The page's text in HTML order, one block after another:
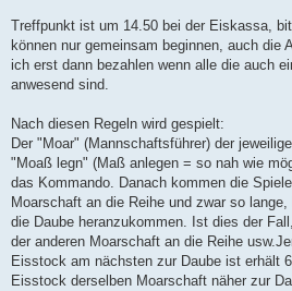
Treffpunkt ist um 14.50 bei der Eiskassa,
können nur gemeinsam beginnen, auch die
ich erst dann bezahlen wenn alle die auch
anwesend sind.
Nach diesen Regeln wird gespielt:
Der "Moar" (Mannschaftsführer) der
"Moaß legn" (Maß anlegen = so nah wie
das Kommando. Danach kommen die
Moarschaft an die Reihe und zwar so
die Daube heranzukommen. Ist dies der
der anderen Moarschaft an die Reihe
Eisstock am nächsten zur Daube ist erhält
Eisstock derselben Moarschaft näher zur